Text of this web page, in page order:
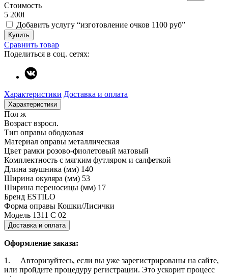
Стоимость
5 200i
Добавить услугу “изготовление очков 1100 руб”
Купить
Сравнить товар
Поделиться в соц. сетях:
Характеристики Доставка и оплата
Характеристики
Пол ж
Возраст взросл.
Тип оправы ободковая
Материал оправы металлическая
Цвет рамки розово-фиолетовый матовый
Комплектность с мягким футляром и салфеткой
Длина заушника (мм) 140
Ширина окуляра (мм) 53
Ширина переносицы (мм) 17
Бренд ESTILO
Форма оправы Кошки/Лисички
Модель 1311 С 02
Доставка и оплата
Оформление заказа:
1. Авторизуйтесь, если вы уже зарегистрированы на сайте,
или пройдите процедуру регистрации. Это ускорит процесс